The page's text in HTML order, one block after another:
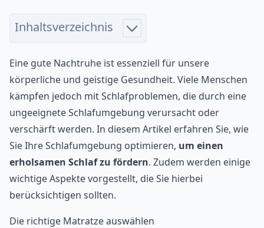
Eine gute Nachtruhe ist essenziell für unsere
körperliche und geistige Gesundheit. Viele Menschen
kämpfen jedoch mit Schlafproblemen, die durch eine
ungeeignete Schlafumgebung verursacht oder
verschärft werden. In diesem Artikel erfahren Sie, wie
Sie Ihre Schlafumgebung optimieren, um einen
erholsamen Schlaf zu fördern. Zudem werden einige
wichtige Aspekte vorgestellt, die Sie hierbei
berücksichtigen sollten.
Die richtige Matratze auswählen
Inhaltsverzeichnis